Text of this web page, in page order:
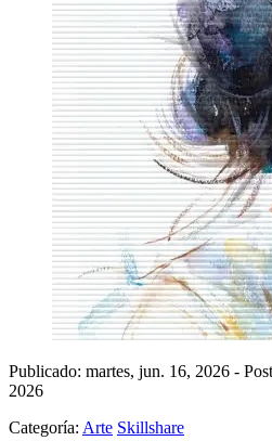
Publicado: martes, jun. 16, 2026 -
2026
Categoría: Arte Skillshare